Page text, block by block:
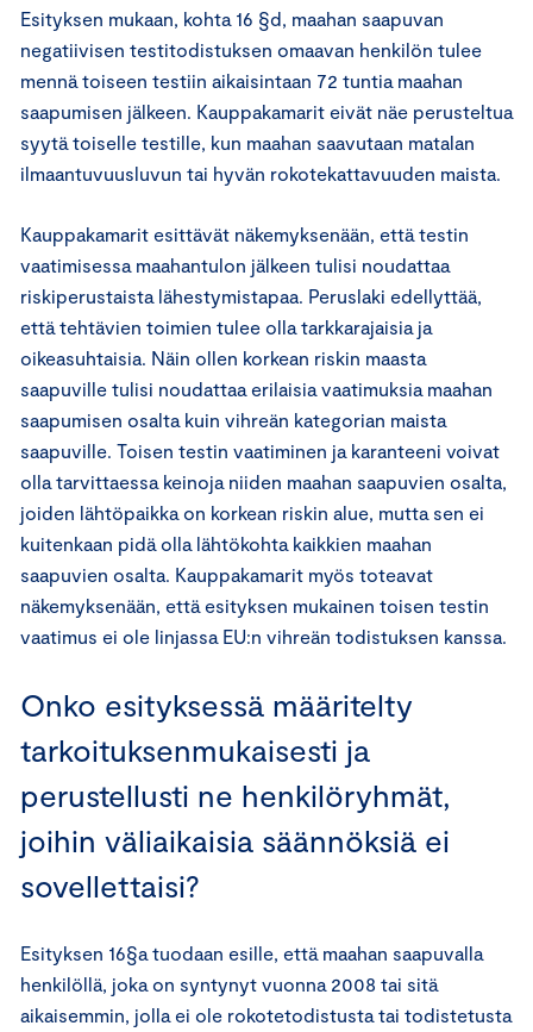
Esityksen mukaan, kohta 16 §d, maahan saapuvan
negatiivisen testitodistuksen omaavan henkilön tulee
mennä toiseen testiin aikaisintaan 72 tuntia maahan
saapumisen jälkeen. Kauppakamarit eivät näe perusteltua
syytä toiselle testille, kun maahan saavutaan matalan
ilmaantuvuusluvun tai hyvän rokotekattavuuden maista.
Kauppakamarit esittävät näkemyksenään, että testin
vaatimisessa maahantulon jälkeen tulisi noudattaa
riskiperustaista lähestymistapaa. Peruslaki edellyttää,
että tehtävien toimien tulee olla tarkkarajaisia ja
oikeasuhtaisia. Näin ollen korkean riskin maasta
saapuville tulisi noudattaa erilaisia vaatimuksia maahan
saapumisen osalta kuin vihreän kategorian maista
saapuville. Toisen testin vaatiminen ja karanteeni voivat
olla tarvittaessa keinoja niiden maahan saapuvien osalta,
joiden lähtöpaikka on korkean riskin alue, mutta sen ei
kuitenkaan pidä olla lähtökohta kaikkien maahan
saapuvien osalta. Kauppakamarit myös toteavat
näkemyksenään, että esityksen mukainen toisen testin
vaatimus ei ole linjassa EU:n vihreän todistuksen kanssa.
Onko esityksessä määritelty
tarkoituksenmukaisesti ja
perustellusti ne henkilöryhmät,
joihin väliaikaisia säännöksiä ei
sovellettaisi?
Esityksen 16§a tuodaan esille, että maahan saapuvalla
henkilöllä, joka on syntynyt vuonna 2008 tai sitä
aikaisemmin, jolla ei ole rokotetodistusta tai todistetusta